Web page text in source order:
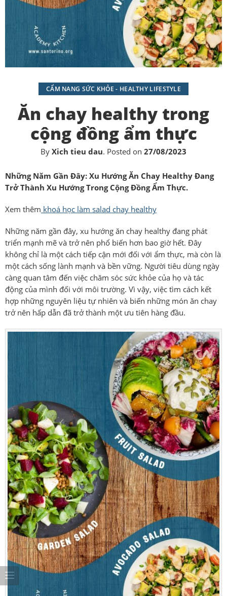
CẨM NANG SỨC KHỎE - HEALTHY LIFESTYLE
Ăn chay healthy trong
cộng đồng ẩm thực
By Xich tieu dau. Posted on 27/08/2023
Những Năm Gần Đây: Xu Hướng Ăn Chay Healthy Đang
Trở Thành Xu Hướng Trong Cộng Đồng Ẩm Thực.
Xem thêm khoá học làm salad chay healthy
Những năm gần đây, xu hướng ăn chay healthy đang phát
triển mạnh mẽ và trở nên phổ biến hơn bao giờ hết. Đây
không chỉ là một cách tiếp cận mới đối với ẩm thực, mà còn là
một cách sống lành mạnh và bền vững. Người tiêu dùng ngày
càng quan tâm đến việc chăm sóc sức khỏe của họ và tác
động của mình đối với môi trường. Vì vậy, việc tìm cách kết
hợp những nguyên liệu tự nhiên và biến những món ăn chay
trở nên hấp dẫn đã trở thành một ưu tiên hàng đầu.